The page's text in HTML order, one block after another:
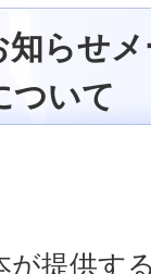
知らせ
ついて
が提供す